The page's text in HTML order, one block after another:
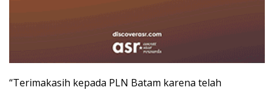
“Terimakasih kepada PLN Batam karena telah